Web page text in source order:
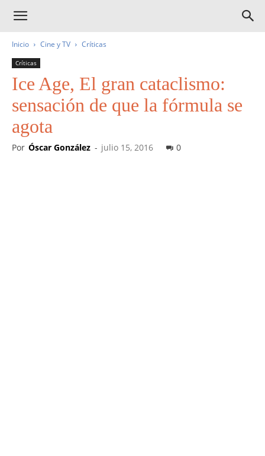
Inicio Cine y TV Críticas
Críticas
Ice Age, El gran cataclismo:
sensación de que la fórmula se
agota
Por Óscar González - julio 15, 2016 0